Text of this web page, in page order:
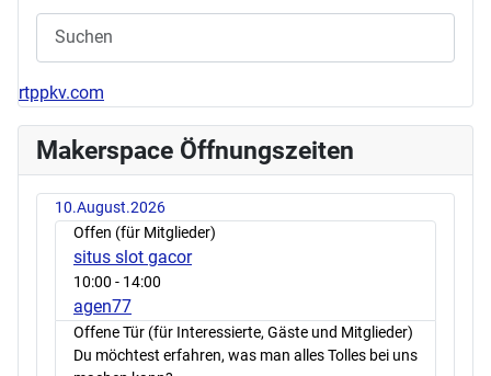
rtppkv.com
Makerspace Öffnungszeiten
10.August.2026
Offen (für Mitglieder)
situs slot gacor
10:00 - 14:00
agen77
Offene Tür (für Interessierte, Gäste und Mitglieder)
Du möchtest erfahren, was man alles Tolles bei uns